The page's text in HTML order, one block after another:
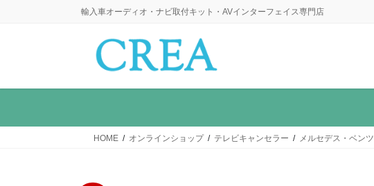
に
ョ
輸入車オーディオ・ナビ取付キット・AVインターフェイス専門店
HOME オンラインショップ テレビキャンセラー メルセデス・ベンツ